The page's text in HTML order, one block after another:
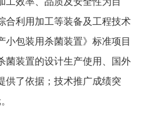
合利用加工等装备及工程技术
小包装用杀菌装置》标准项目
菌装置的设计生产使用、国外
供了依据；技术推广成绩突